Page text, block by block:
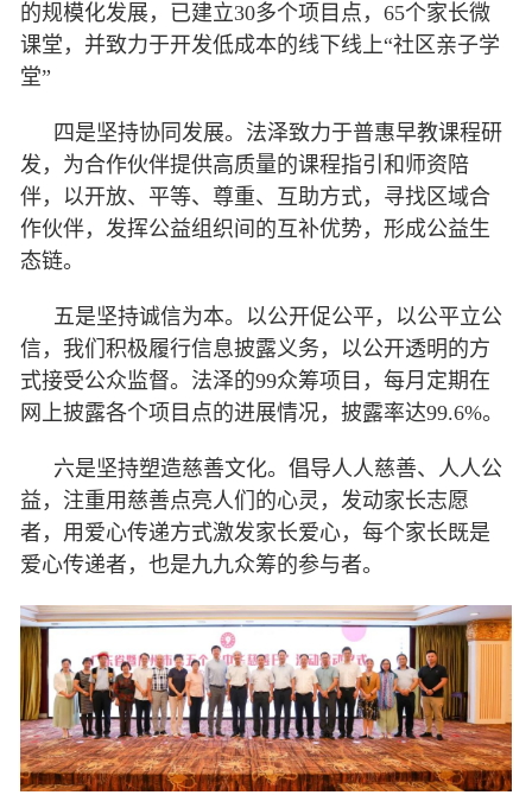
的规模化发展，已建立30多个项目点，65个家长微
课堂，并致力于开发低成本的线下线上“社区亲子学
堂”
四是坚持协同发展。法泽致力于普惠早教课程研
发，为合作伙伴提供高质量的课程指引和师资陪
伴，以开放、平等、尊重、互助方式，寻找区域合
作伙伴，发挥公益组织间的互补优势，形成公益生
态链。
五是坚持诚信为本。以公开促公平，以公平立公
信，我们积极履行信息披露义务，以公开透明的方
式接受公众监督。法泽的99众筹项目，每月定期在
网上披露各个项目点的进展情况，披露率达99.6%。
六是坚持塑造慈善文化。倡导人人慈善、人人公
益，注重用慈善点亮人们的心灵，发动家长志愿
者，用爱心传递方式激发家长爱心，每个家长既是
爱心传递者，也是九九众筹的参与者。